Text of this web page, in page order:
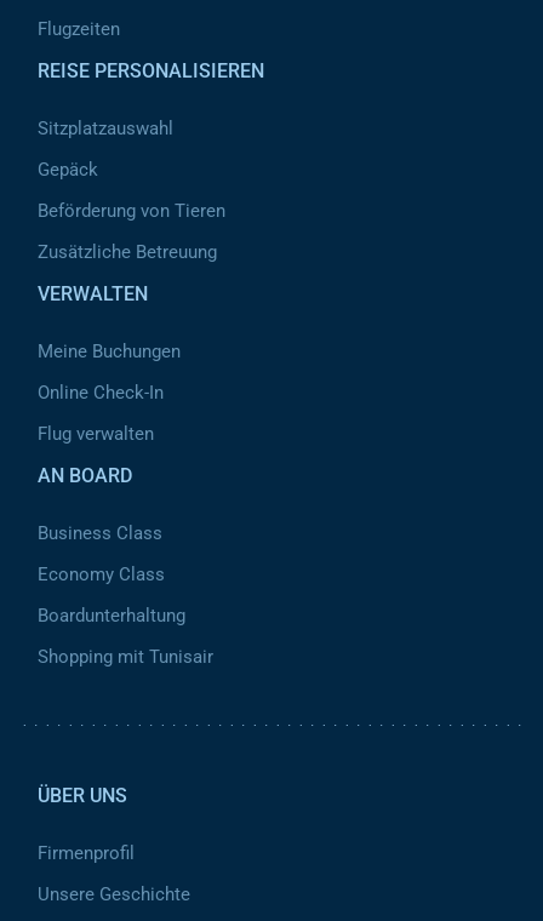
Flugzeiten
REISE PERSONALISIEREN
Sitzplatzauswahl
Gepäck
Beförderung von Tieren
Zusätzliche Betreuung
VERWALTEN
Meine Buchungen
Online Check-In
Flug verwalten
AN BOARD
Business Class
Economy Class
Boardunterhaltung
Shopping mit Tunisair
ÜBER UNS
Firmenprofil
Unsere Geschichte